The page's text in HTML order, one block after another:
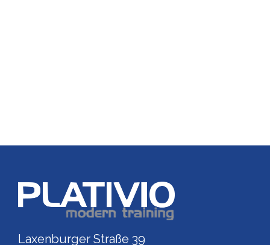
Link zu https://
Laxenburger Straße 39